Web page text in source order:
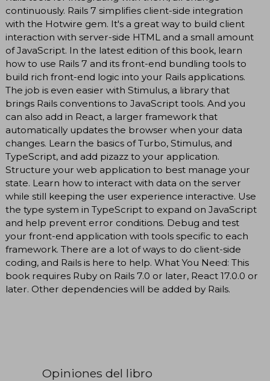
continuously. Rails 7 simplifies client-side integration
with the Hotwire gem. It's a great way to build client
interaction with server-side HTML and a small amount
of JavaScript. In the latest edition of this book, learn
how to use Rails 7 and its front-end bundling tools to
build rich front-end logic into your Rails applications.
The job is even easier with Stimulus, a library that
brings Rails conventions to JavaScript tools. And you
can also add in React, a larger framework that
automatically updates the browser when your data
changes. Learn the basics of Turbo, Stimulus, and
TypeScript, and add pizazz to your application.
Structure your web application to best manage your
state. Learn how to interact with data on the server
while still keeping the user experience interactive. Use
the type system in TypeScript to expand on JavaScript
and help prevent error conditions. Debug and test
your front-end application with tools specific to each
framework. There are a lot of ways to do client-side
coding, and Rails is here to help. What You Need: This
book requires Ruby on Rails 7.0 or later, React 17.0.0 or
later. Other dependencies will be added by Rails.
Opiniones del libro